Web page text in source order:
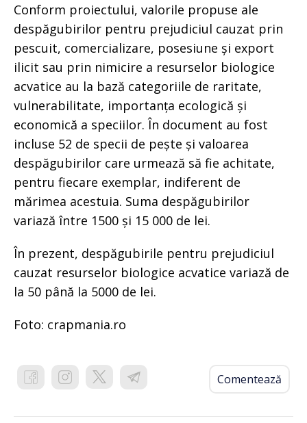
Conform proiectului, valorile propuse ale
despăgubirilor pentru prejudiciul cauzat prin
pescuit, comercializare, posesiune și export
ilicit sau prin nimicire a resurselor biologice
acvatice au la bază categoriile de raritate,
vulnerabilitate, importanța ecologică și
economică a speciilor. În document au fost
incluse 52 de specii de pește și valoarea
despăgubirilor care urmează să fie achitate,
pentru fiecare exemplar, indiferent de
mărimea acestuia. Suma despăgubirilor
variază între 1500 și 15 000 de lei.
În prezent, despăgubirile pentru prejudiciul
cauzat resurselor biologice acvatice variază de
la 50 până la 5000 de lei.
Foto: crapmania.ro
Comentează